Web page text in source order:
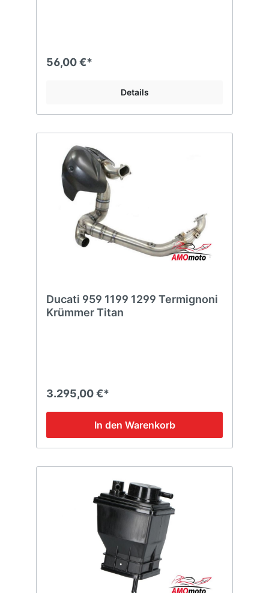
56,00 €*
Details
Ducati 959 1199 1299 Termignoni
Krümmer Titan
3.295,00 €*
In den Warenkorb